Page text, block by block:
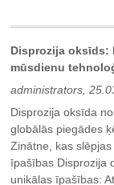
Disprozija oksīds:
mūsdienu
administrators,
Disprozija oksīda
globālās piegādes
Zinātne, kas
īpašības‌ Disprozija
unikālas īpašības: